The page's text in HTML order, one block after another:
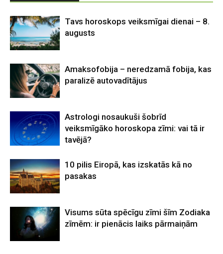
Tavs horoskops veiksmīgai dienai – 8.
augusts
Amaksofobija – neredzamā fobija, kas
paralizē autovadītājus
Astrologi nosaukuši šobrīd
veiksmīgāko horoskopa zīmi: vai tā ir
tavējā?
10 pilis Eiropā, kas izskatās kā no
pasakas
Visums sūta spēcīgu zīmi šīm Zodiaka
zīmēm: ir pienācis laiks pārmaiņām